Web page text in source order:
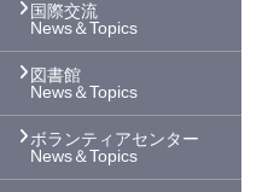
国際交流
News＆Topics
図書館
News＆Topics
ボランティアセンター
News＆Topics